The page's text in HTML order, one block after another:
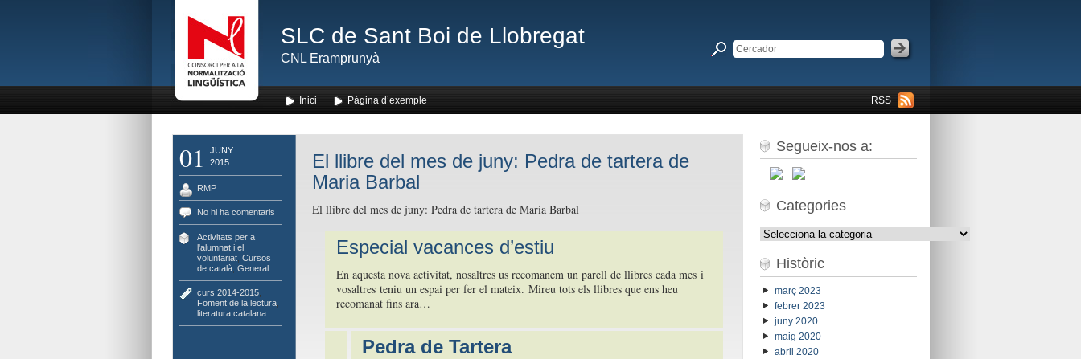
SLC de Sant Boi de Llobregat
CNL Eramprunyà
RSS
Inici Pàgina d’exemple
01
JUNY
2015
RMP
No hi ha comentaris
Activitats per a
l'alumnat i el
voluntariat, Cursos
de català, General
curs 2014-2015,
Foment de la lectura,
literatura catalana
El llibre del mes de juny: Pedra de tartera de
Maria Barbal
El llibre del mes de juny: Pedra de tartera de Maria Barbal
Especial vacances d’estiu
En aquesta nova activitat, nosaltres us recomanem un parell de llibres cada mes i
vosaltres teniu un espai per fer el mateix. Mireu tots els llibres que ens heu
recomanat fins ara…
Pedra de Tartera
Segueix-nos a:
Categories
Categories
Històric
març 2023
febrer 2023
juny 2020
maig 2020
abril 2020